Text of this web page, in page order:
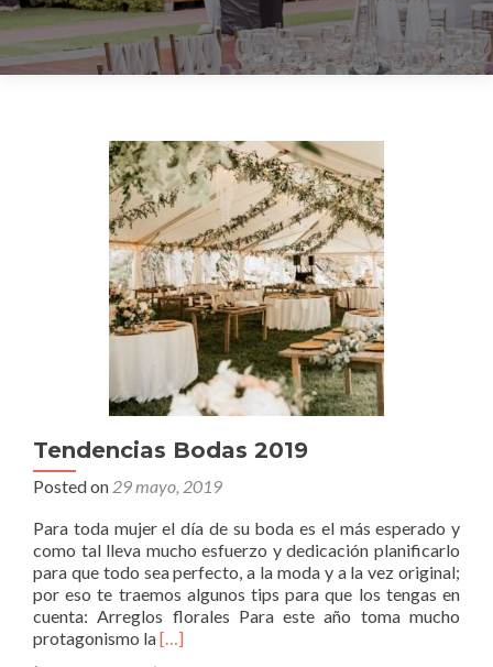
Tendencias Bodas 2019
Posted on 29 mayo, 2019
Para toda mujer el día de su boda es el más esperado y
como tal lleva mucho esfuerzo y dedicación planificarlo
para que todo sea perfecto, a la moda y a la vez original;
por eso te traemos algunos tips para que los tengas en
cuenta: Arreglos florales Para este año toma mucho
protagonismo laRead
[…]